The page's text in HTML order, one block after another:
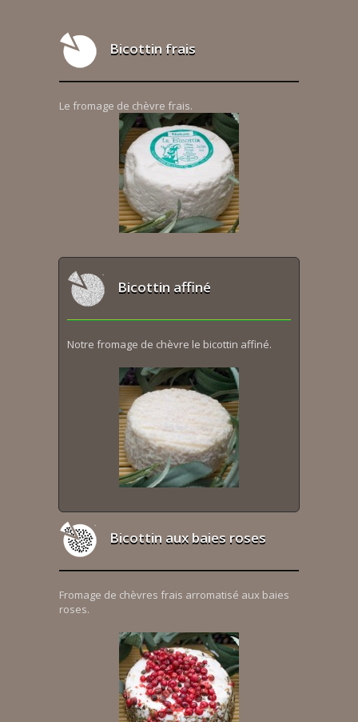
Bicottin frais
Le fromage de chèvre frais.
Bicottin affiné
Notre fromage de chèvre le bicottin affiné.
Bicottin aux baies roses
Fromage de chèvres frais arromatisé aux baies
roses.